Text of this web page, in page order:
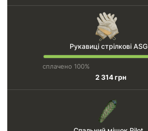
Рукавиці стрілкові ASG
сплачено 100%
2 314 грн